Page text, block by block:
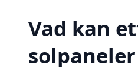
Vad kan